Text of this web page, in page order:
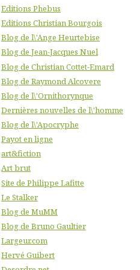
Editions Phebus
Editions Christian Bourgois
Blog de l\'Ange Heurtebise
Blog de Jean-Jacques Nuel
Blog de Christian Cottet-Emard
Blog de Raymond Alcovere
Blog de l\'Ornithorynque
Dernières nouvelles de l\'homme
Blog de l\'Apocryphe
Payot en ligne
art&fiction
Art brut
Site de Philippe Lafitte
Le Stalker
Blog de MuMM
Blog de Bruno Gaultier
Largeur.com
Hervé Guibert